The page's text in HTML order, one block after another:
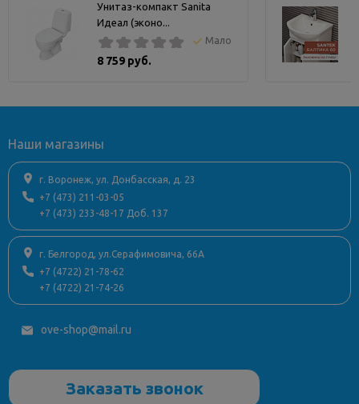
• Гарантия на накладные умывальники IDDIS® – 10 лет
Унитаз-компакт Sanita
Идеал (эконо...
Мало
8 759 руб.
Наши магазины
г. Воронеж, ул. Донбасская, д. 23
+7 (473) 211-03-05
+7 (473) 233-48-17 Доб. 137
г. Белгород, ул.Серафимовича, 66А
+7 (4722) 21-78-62
+7 (4722) 21-74-26
ove-shop@mail.ru
Заказать звонок